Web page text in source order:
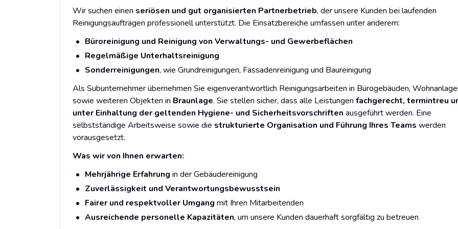
Wir suchen einen seriösen und gut organisierten Partnerbetrieb, der unsere Kunden bei laufenden
Reinigungsaufträgen professionell unterstützt. Die Einsatzbereiche umfassen unter anderem:
Büroreinigung und Reinigung von Verwaltungs- und Gewerbeflächen
Regelmäßige Unterhaltsreinigung
Sonderreinigungen, wie Grundreinigungen, Fassadenreinigung und Baureinigung
Als Subunternehmer übernehmen Sie eigenverantwortlich Reinigungsarbeiten in Bürogebäuden,
sowie weiteren Objekten in Braunlage. Sie stellen sicher, dass alle Leistungen fachgerecht, termintreu
unter Einhaltung der geltenden Hygiene- und Sicherheitsvorschriften ausgeführt werden. Eine
selbstständige Arbeitsweise sowie die strukturierte Organisation und Führung Ihres Teams werden
vorausgesetzt.
Was wir von Ihnen erwarten:
Mehrjährige Erfahrung in der Gebäudereinigung
Zuverlässigkeit und Verantwortungsbewusstsein
Fairer und respektvoller Umgang mit Ihren Mitarbeitenden
Ausreichende personelle Kapazitäten, um unsere Kunden dauerhaft sorgfältig zu betreuen